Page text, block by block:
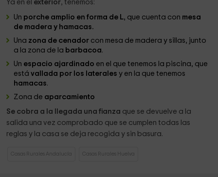
Ya en el exterior, tenemos:
Un porche amplio en forma de L, que cuenta con mesa
de madera y hamacas.
Una zona de cenador con mesa de madera y sillas, junto
a la zona de la barbacoa.
Un espacio ajardinado en el que tenemos la piscina, que
está vallada por los lateralesy en la que tenemos
hamacas.
Zona de aparcamiento
Se cobra a la llegada una fianza que se devuelve a la
salida una vez comprobado que se cumplen todas las
reglas y la casa se deja recogida y sin basura.
Casas Rurales Andalucía Casas Rurales Huelva